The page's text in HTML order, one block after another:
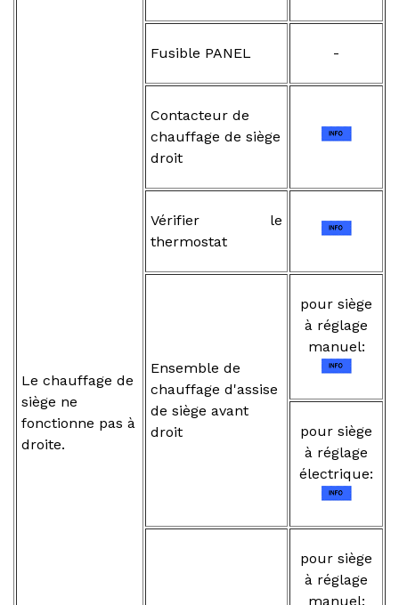
Le chauffage de
siège ne
fonctionne pas à
droite.
Fusible PANEL -
Contacteur de
chauffage de siège
droit
Vérifier le
thermostat
Ensemble de
chauffage d'assise
de siège avant
droit
pour siège
à réglage
manuel:
pour siège
à réglage
électrique:
pour siège
à réglage
manuel: